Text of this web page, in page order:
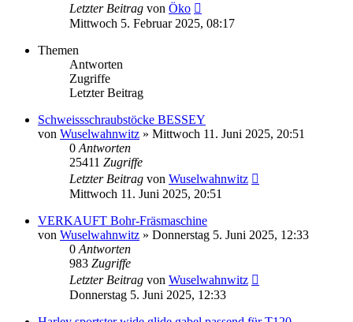
Letzter Beitrag von Öko
Mittwoch 5. Februar 2025, 08:17
Themen
Antworten
Zugriffe
Letzter Beitrag
Schweissschraubstöcke BESSEY
von Wuselwahnwitz » Mittwoch 11. Juni 2025, 20:51
0 Antworten
25411 Zugriffe
Letzter Beitrag von Wuselwahnwitz
Mittwoch 11. Juni 2025, 20:51
VERKAUFT Bohr-Fräsmaschine
von Wuselwahnwitz » Donnerstag 5. Juni 2025, 12:33
0 Antworten
983 Zugriffe
Letzter Beitrag von Wuselwahnwitz
Donnerstag 5. Juni 2025, 12:33